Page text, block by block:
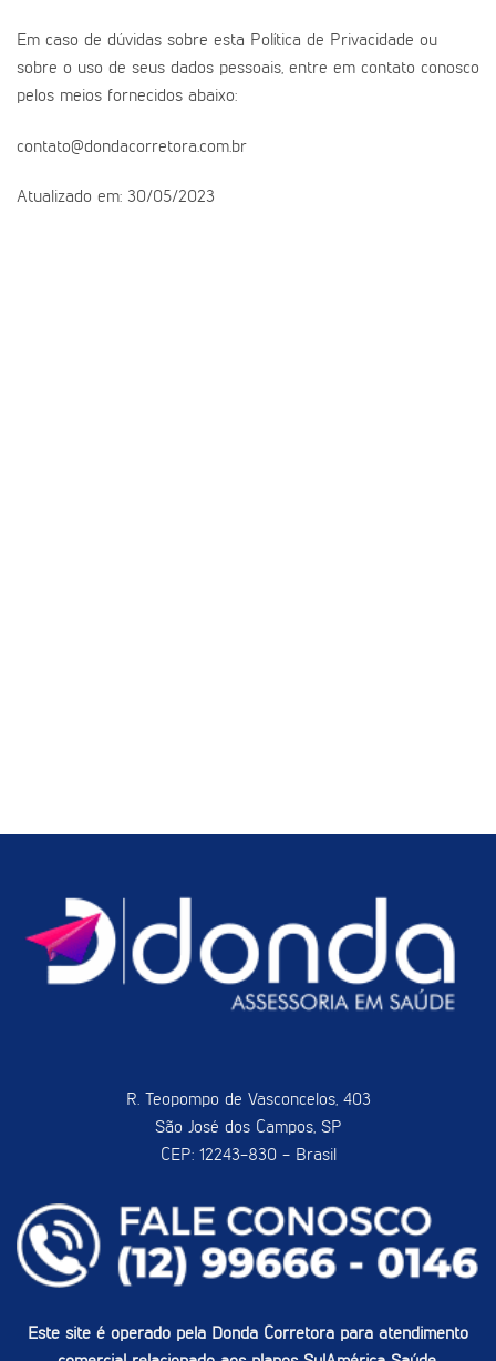
Em caso de dúvidas sobre esta Política de Privacidade ou
sobre o uso de seus dados pessoais, entre em contato conosco
pelos meios fornecidos abaixo:
contato@dondacorretora.com.br
Atualizado em: 30/05/2023
R. Teopompo de Vasconcelos, 403
São José dos Campos, SP
CEP: 12243-830 - Brasil
Este site é operado pela Donda Corretora para atendimento